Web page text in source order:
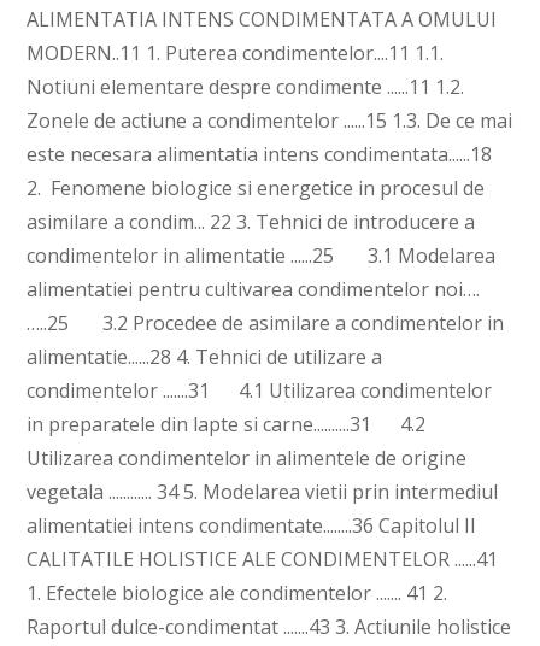
ALIMENTATIA INTENS CONDIMENTATA A OMULUI
MODERN..11 1. Puterea condimentelor....11 1.1.
Notiuni elementare despre condimente ......11 1.2.
Zonele de actiune a condimentelor ......15 1.3. De ce mai
este necesara alimentatia intens condimentata......18
2. Fenomene biologice si energetice in procesul de
asimilare a condim... 22 3. Tehnici de introducere a
condimentelor in alimentatie ......25 3.1 Modelarea
alimentatiei pentru cultivarea condimentelor noi….
…..25 3.2 Procedee de asimilare a condimentelor in
alimentatie......28 4. Tehnici de utilizare a
condimentelor .......31 4.1 Utilizarea condimentelor
in preparatele din lapte si carne..........31 4.2
Utilizarea condimentelor in alimentele de origine
vegetala ............ 34 5. Modelarea vietii prin intermediul
alimentatiei intens condimentate........36 Capitolul II
CALITATILE HOLISTICE ALE CONDIMENTELOR ......41
1. Efectele biologice ale condimentelor ....... 41 2.
Raportul dulce-condimentat .......43 3. Actiunile holistice